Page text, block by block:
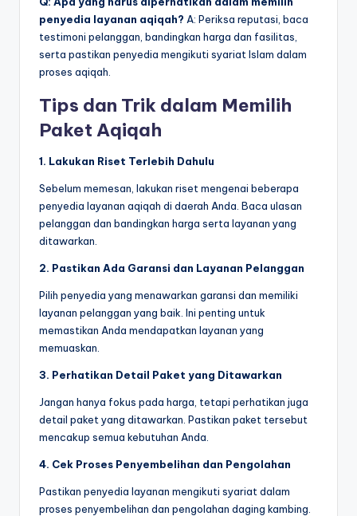
penyedia layanan aqiqah? A: Periksa reputasi, baca
testimoni pelanggan, bandingkan harga dan fasilitas,
serta pastikan penyedia mengikuti syariat Islam dalam
proses aqiqah.
Tips dan Trik dalam Memilih
Paket Aqiqah
1. Lakukan Riset Terlebih Dahulu
Sebelum memesan, lakukan riset mengenai beberapa
penyedia layanan aqiqah di daerah Anda. Baca ulasan
pelanggan dan bandingkan harga serta layanan yang
ditawarkan.
2. Pastikan Ada Garansi dan Layanan Pelanggan
Pilih penyedia yang menawarkan garansi dan memiliki
layanan pelanggan yang baik. Ini penting untuk
memastikan Anda mendapatkan layanan yang
memuaskan.
3. Perhatikan Detail Paket yang Ditawarkan
Jangan hanya fokus pada harga, tetapi perhatikan juga
detail paket yang ditawarkan. Pastikan paket tersebut
mencakup semua kebutuhan Anda.
4. Cek Proses Penyembelihan dan Pengolahan
Pastikan penyedia layanan mengikuti syariat dalam
proses penyembelihan dan pengolahan daging kambing.